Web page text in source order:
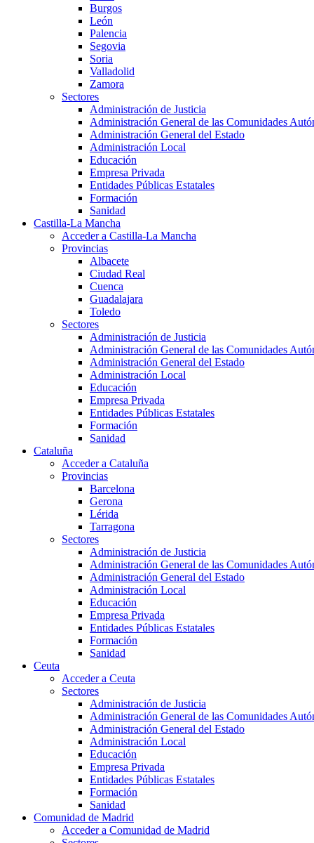
Burgos
León
Palencia
Segovia
Soria
Valladolid
Zamora
Sectores
Administración de Justicia
Administración General de las Comunidades
Administración General del Estado
Administración Local
Educación
Empresa Privada
Entidades Públicas Estatales
Formación
Sanidad
Castilla-La Mancha
Acceder a Castilla-La Mancha
Provincias
Albacete
Ciudad Real
Cuenca
Guadalajara
Toledo
Sectores
Administración de Justicia
Administración General de las Comunidades
Administración General del Estado
Administración Local
Educación
Empresa Privada
Entidades Públicas Estatales
Formación
Sanidad
Cataluña
Acceder a Cataluña
Provincias
Barcelona
Gerona
Lérida
Tarragona
Sectores
Administración de Justicia
Administración General de las Comunidades
Administración General del Estado
Administración Local
Educación
Empresa Privada
Entidades Públicas Estatales
Formación
Sanidad
Ceuta
Acceder a Ceuta
Sectores
Administración de Justicia
Administración General de las Comunidades
Administración General del Estado
Administración Local
Educación
Empresa Privada
Entidades Públicas Estatales
Formación
Sanidad
Comunidad de Madrid
Acceder a Comunidad de Madrid